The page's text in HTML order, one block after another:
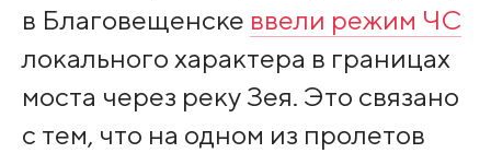
в Благовещенске ввели режим ЧС
локального характера в границах
моста через реку Зея. Это связано
с тем, что на одном из пролетов